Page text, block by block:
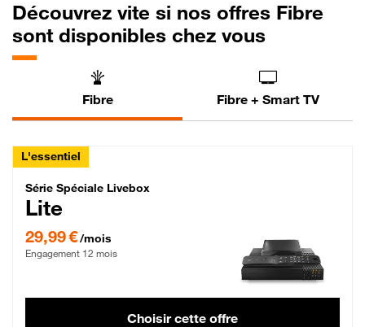
Découvrez vite si nos offres Fibre
sont disponibles chez vous
Fibre Fibre + Smart TV
L'essentiel
Série Spéciale Livebox Lite Fibre
Série Spéciale Livebox
Lite
29,99 €/mois
Engagement 12 mois
Choisir cette offre